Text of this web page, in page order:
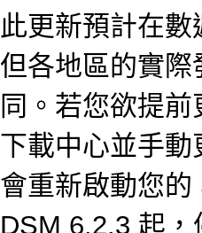
此更新預計在
但各地區的實
同。若您欲提
下載中心並手
會重新啟動您
DSM 6.2.3 起